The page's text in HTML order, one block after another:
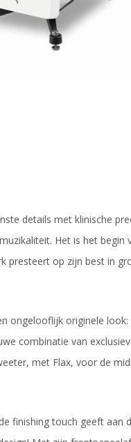
details met klinische
Het is het begin
presteert op zijn best in
ongelooflijk originele
combinatie van
met Flax, voor de
finishing touch geeft aan